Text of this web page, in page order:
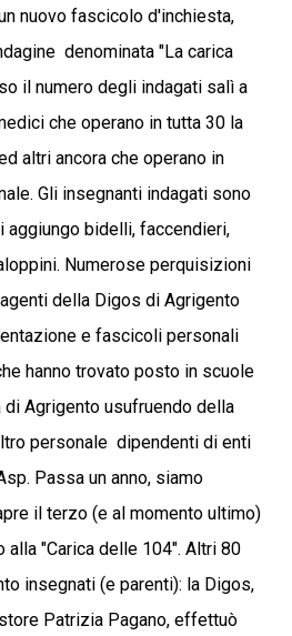
nuovo fascicolo d'inchiesta,
denominata "La carica
il numero degli indagati salì a
che operano in tutta 30 la
altri ancora che operano in
Gli insegnanti indagati sono
aggiungo bidelli, faccendieri,
Numerose perquisizioni
della Digos di Agrigento
e fascicoli personali
hanno trovato posto in scuole
Agrigento usufruendo della
personale dipendenti di enti
Passa un anno, siamo
il terzo (e al momento ultimo)
"Carica delle 104". Altri 80
insegnati (e parenti): la Digos,
Patrizia Pagano, effettuò